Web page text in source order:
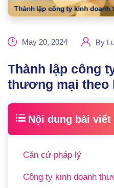
May 20, 2024 By
Thành lập công
thương mại theo
Nội dung bài viết
Căn cứ pháp lý
Công ty kinh doanh